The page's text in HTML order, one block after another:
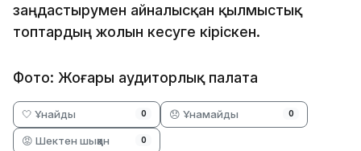
заңдастырумен айналысқан қылмыстық
топтардың жолын кесуге кіріскен.
Фото: Жоғары аудиторлық палата
🤍 Ұнайды 0 😞 Ұнамайды 0
😡 Шектен шыққан 0